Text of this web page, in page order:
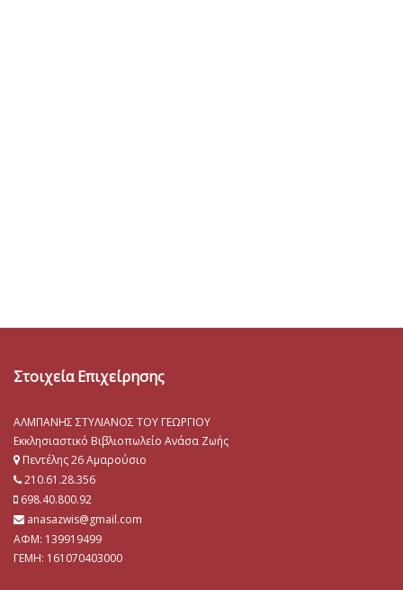
Στοιχεία Επιχείρησης
ΑΛΜΠΑΝΗΣ ΣΤΥΛΙΑΝΟΣ ΤΟΥ ΓΕΩΡΓΙΟΥ
Εκκλησιαστικό Βιβλιοπωλείο Ανάσα Ζωής
Πεντέλης 26 Αμαρούσιο
210.61.28.356
698.40.800.92
anasazwis@gmail.com
ΑΦΜ: 139919499
ΓΕΜΗ: 161070403000